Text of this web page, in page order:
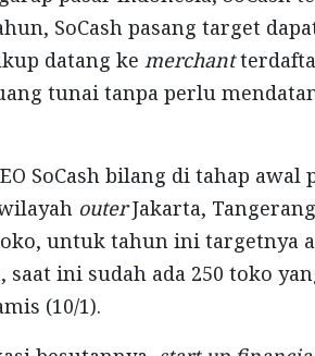
SoCash pasang target
datang ke merchant
tunai tanpa perlu
SoCash bilang di tahap
outerJakarta,
untuk tahun ini targetnya
saat ini sudah ada 250 toko
(10/1).